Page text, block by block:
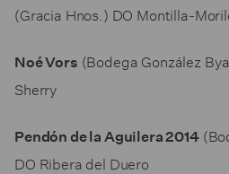
(Gracia Hnos.) DO Montilla-
Noé Vors (Bodega González
Sherry
Pendón de la Aguilera 2014
DO Ribera del Duero